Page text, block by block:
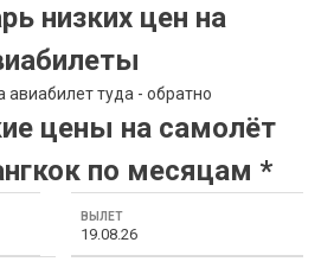
низких цен на
авиабилет туда - обратно
цены на самолёт
по месяцам *
19.08.26